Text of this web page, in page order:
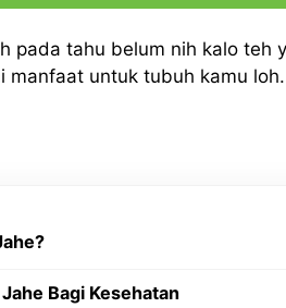
pada tahu belum nih kalo teh
manfaat untuk tubuh kamu
Bagi Kesehatan